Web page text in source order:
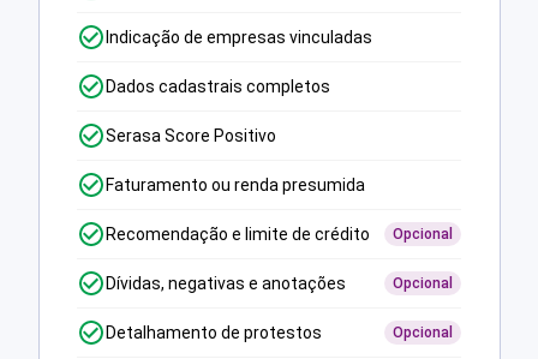
Indicação de empresas vinculadas
Dados cadastrais completos
Serasa Score Positivo
Faturamento ou renda presumida
Recomendação e limite de crédito Opcional
Dívidas, negativas e anotações Opcional
Detalhamento de protestos Opcional